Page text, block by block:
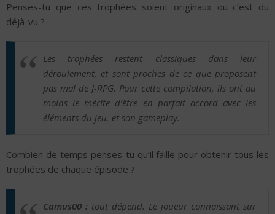
Penses-tu que ces trophées soient originaux ou c’est du
déjà-vu ?
Les trophées restent classiques dans leur
déroulement, et sont proches de ce que proposent
pas mal de J-RPG. Pour cette compilation, ils ont au
moins le mérite d’être en parfait accord avec les
éléments du jeu, et son gameplay.
Combien de temps penses-tu qu’il faille pour obtenir tous les
trophées de chaque épisode ?
Camus00 : tout dépend. Le joueur connaissant sur